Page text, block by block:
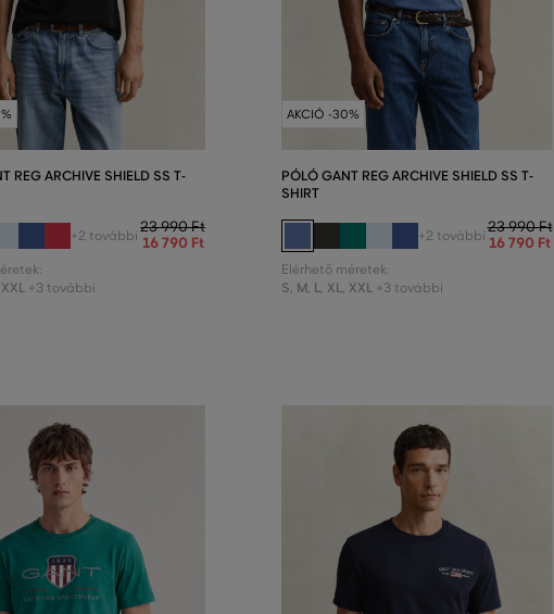
REG ARCHIVE SHIELD SS T-
+2 további 23 990 Ft
16 790 Ft
XXL +3 további
AKCIÓ -30%
PÓLÓ GANT REG ARCHIVE SHIELD SS T-
SHIRT
+2 további23 990 Ft
16 790 Ft
Elérhető méretek:
S, M, L, XL, XXL +3 további